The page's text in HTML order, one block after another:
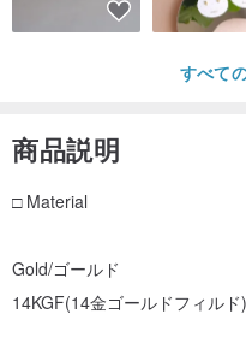
すべて
商品説明
□ Material
Gold/ゴールド
14KGF(14金ゴールドフィル